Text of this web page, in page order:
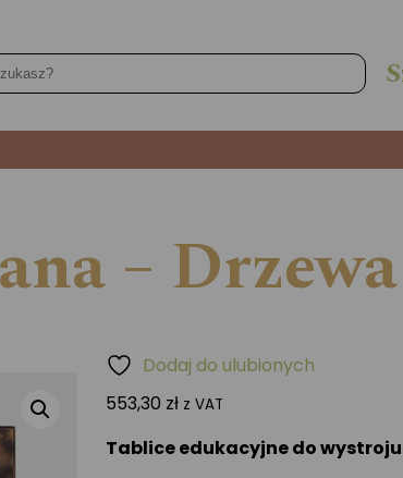
–
553,30 zł z VAT
Tablice edukacyjne do
Dodaj do ulubionych